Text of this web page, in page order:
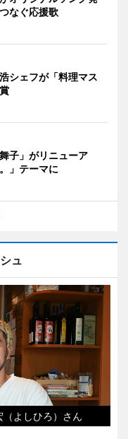
なぐ応援歌
シェフが「料理マス
子」がリニューア
」テーマに
ュ
よしひろ）さん